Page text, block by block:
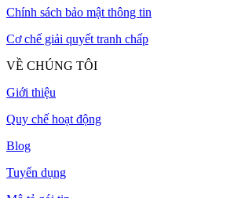
Chính sách bảo mật thông tin
Cơ chế giải quyết tranh chấp
VỀ CHÚNG TÔI
Giới thiệu
Quy chế hoạt động
Blog
Tuyển dụng